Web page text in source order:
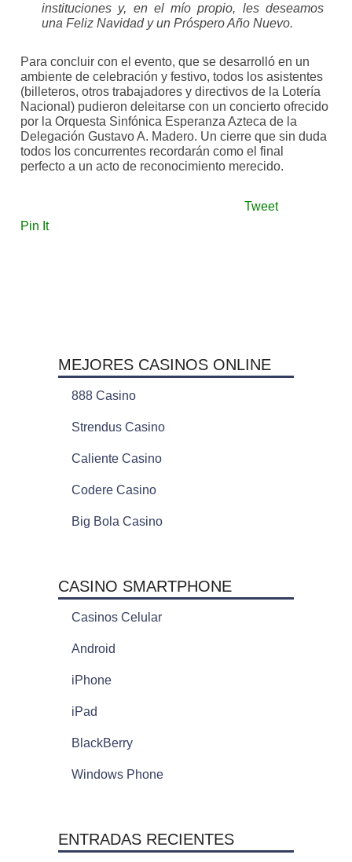
instituciones y, en el mío propio, les deseamos
una Feliz Navidad y un Próspero Año Nuevo.
Para concluir con el evento, que se desarrolló en un
ambiente de celebración y festivo, todos los asistentes
(billeteros, otros trabajadores y directivos de la Lotería
Nacional) pudieron deleitarse con un concierto ofrecido
por la Orquesta Sinfónica Esperanza Azteca de la
Delegación Gustavo A. Madero. Un cierre que sin duda
todos los concurrentes recordarán como el final
perfecto a un acto de reconocimiento merecido.
Tweet
Pin It
MEJORES CASINOS ONLINE
888 Casino
Strendus Casino
Caliente Casino
Codere Casino
Big Bola Casino
CASINO SMARTPHONE
Casinos Celular
Android
iPhone
iPad
BlackBerry
Windows Phone
ENTRADAS RECIENTES